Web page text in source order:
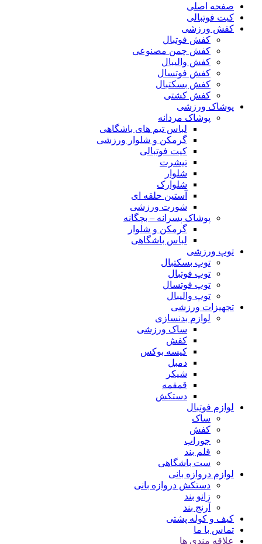
صفحه اصلی
کیت فوتبالی
کفش ورزشی
کفش فوتبال
کفش چمن مصنوعی
کفش والیبال
کفش فوتسال
کفش بسکتبال
کفش کشتی
پوشاک ورزشی
پوشاک مردانه
لباس تیم های باشگاهی
گرمکن و شلوار ورزشی
کیت فوتبالی
تیشرت
شلوار
شلوارک
آستین حلقه ای
شورت ورزشی
پوشاک پسرانه – بچگانه
گرمکن و شلوار
لباس باشگاهی
توپ ورزشی
توپ بسکتبال
توپ فوتبال
توپ فوتسال
توپ والیبال
تجهیزات ورزشی
لوازم بدنسازی
ساک ورزشی
کفش
کیسه بوکس
دمبل
شیکر
قمقمه
دستکش
لوازم فوتبال
ساک
کفش
جوراب
قلم بند
ست باشگاهی
لوازم دروازه بانی
دستکش دروازه بانی
زانو بند
آرنج بند
کیف و کوله پشتی
تماس با ما
علاقه مندی ها